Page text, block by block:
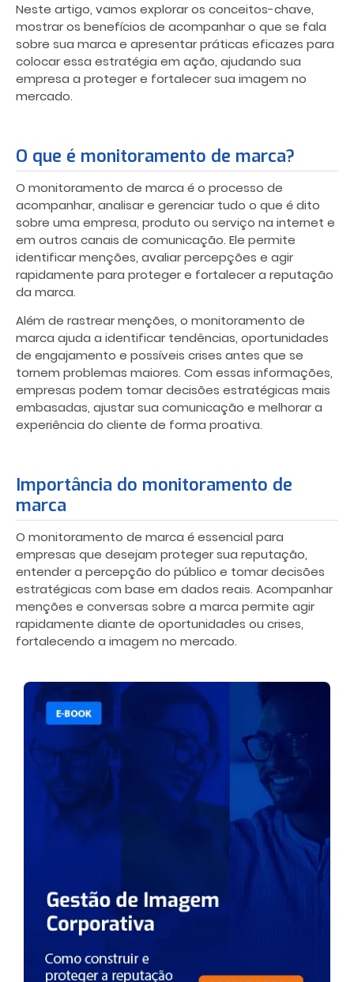
Neste artigo, vamos explorar os conceitos-chave,
mostrar os benefícios de acompanhar o que se fala
sobre sua marca e apresentar práticas eficazes para
colocar essa estratégia em ação, ajudando sua
empresa a proteger e fortalecer sua imagem no
mercado.
O que é monitoramento de marca?
O monitoramento de marca é o processo de
acompanhar, analisar e gerenciar tudo o que é dito
sobre uma empresa, produto ou serviço na internet e
em outros canais de comunicação. Ele permite
identificar menções, avaliar percepções e agir
rapidamente para proteger e fortalecer a reputação
da marca.
Além de rastrear menções, o monitoramento de
marca ajuda a identificar tendências, oportunidades
de engajamento e possíveis crises antes que se
tornem problemas maiores. Com essas informações,
empresas podem tomar decisões estratégicas mais
embasadas, ajustar sua comunicação e melhorar a
experiência do cliente de forma proativa.
Importância do monitoramento de
marca
O monitoramento de marca é essencial para
empresas que desejam proteger sua reputação,
entender a percepção do público e tomar decisões
estratégicas com base em dados reais. Acompanhar
menções e conversas sobre a marca permite agir
rapidamente diante de oportunidades ou crises,
fortalecendo a imagem no mercado.